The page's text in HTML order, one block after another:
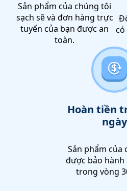
Sản phẩm của chúng tôi
sạch sẽ và đơn hàng trực
tuyến của bạn được an
toàn.
có
Hoàn tiền
ngày
Sản phẩm của
được bảo hành
trong vòng